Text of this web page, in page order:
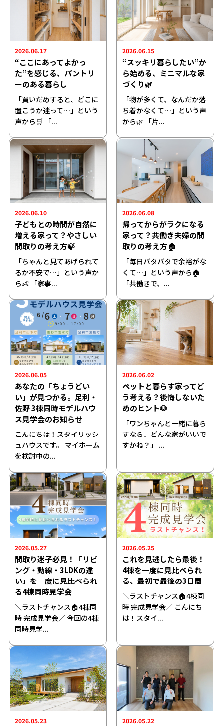
2026.06.17
“ここにあってよかっ
た”を感じる、パントリ
ーのある暮らし
「買いだめすると、どこに
置こうか迷って…」という
声から🛒 「...
2026.06.15
“スッキリ暮らしたい”か
ら始める、ミニマルな家
づくり🌿
「物が多くて、なんだか落
ち着かなくて…」という声
から🌿 「片...
2026.06.10
子どもとの時間が自然に
増える家って？やさしい
間取りの考え方🍃
「ちゃんと見てあげられて
るか不安で…」という声か
ら👶 「家事...
2026.06.08
帰ってからがラクになる
家って？共働き夫婦の間
取りの考え方🏠
「毎日バタバタで余裕がな
くて…」という声から🏠
「共働きで、...
2026.06.05
あなたの「ちょうどい
い」が見つかる。足利・
佐野 3棟同時モデルハウ
ス見学会のお知らせ
こんにちは！スタイリッシ
ュハウスです。 マイホーム
を検討中の...
2026.06.02
ペットと暮らす家ってど
う考える？後悔しないた
めのヒント🐶
「ワンちゃんと一緒に暮ら
すなら、どんな家がいいで
すかね？」 ...
2026.05.27
間取り迷子必見！「リビ
ング・動線・3LDKの違
い」を一度に見比べられ
る4棟同時見学会
＼ラストチャンス🏠4棟同
時 完成見学会／ 今回の4棟
同時見学...
2026.05.25
これを見逃したら最後！
4棟を一度に見比べられ
る、最初で最後の3日間
＼ラストチャンス🏠4棟同
時 完成見学会／ こんにち
は！スタイ...
2026.05.23 2026.05.22